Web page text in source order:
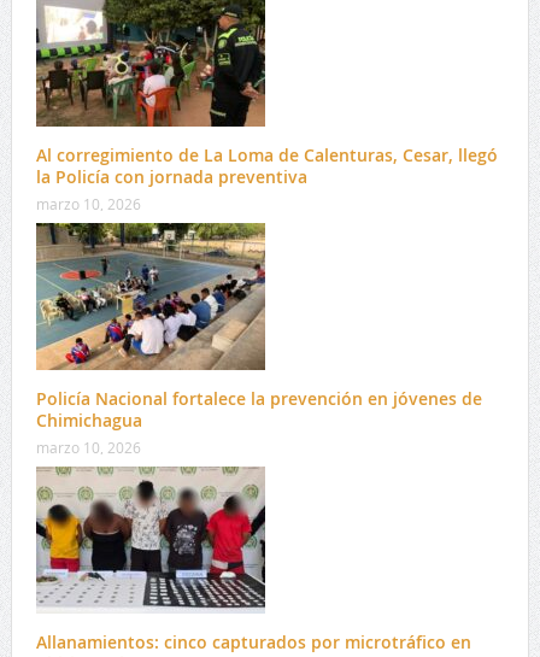
Al corregimiento de La Loma de Calenturas, Cesar, llegó
la Policía con jornada preventiva
marzo 10, 2026
Policía Nacional fortalece la prevención en jóvenes de
Chimichagua
marzo 10, 2026
Allanamientos: cinco capturados por microtráfico en